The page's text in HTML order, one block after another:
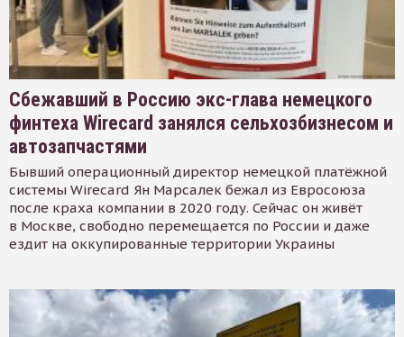
Сбежавший в Россию экс-глава немецкого
финтеха Wirecard занялся сельхозбизнесом и
автозапчастями
Бывший операционный директор немецкой платёжной
системы Wirecard Ян Марсалек бежал из Евросоюза
после краха компании в 2020 году. Сейчас он живёт
в Москве, свободно перемещается по России и даже
ездит на оккупированные территории Украины